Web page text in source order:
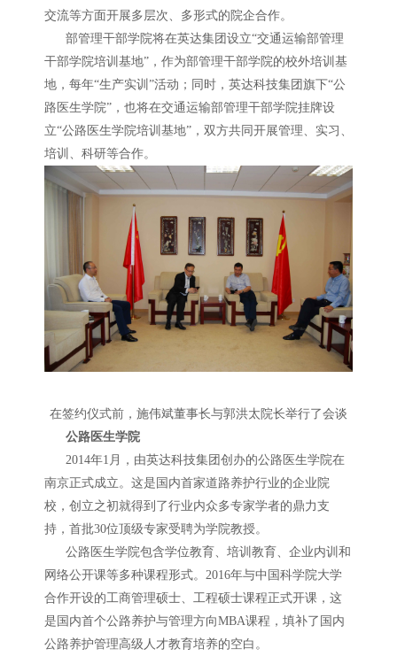
交流等方面开展多层次、多形式的院企合作。
部管理干部学院将在英达集团设立“交通运输部管理
干部学院培训基地”，作为部管理干部学院的校外培训基
地，每年“生产实训”活动；同时，英达科技集团旗下“公
路医生学院”，也将在交通运输部管理干部学院挂牌设
立“公路医生学院培训基地”，双方共同开展管理、实习、
培训、科研等合作。
在签约仪式前，施伟斌董事长与郭洪太院长举行了会谈
公路医生学院
2014年1月，由英达科技集团创办的公路医生学院在
南京正式成立。这是国内首家道路养护行业的企业院
校，创立之初就得到了行业内众多专家学者的鼎力支
持，首批30位顶级专家受聘为学院教授。
公路医生学院包含学位教育、培训教育、企业内训和
网络公开课等多种课程形式。2016年与中国科学院大学
合作开设的工商管理硕士、工程硕士课程正式开课，这
是国内首个公路养护与管理方向MBA课程，填补了国内
公路养护管理高级人才教育培养的空白。